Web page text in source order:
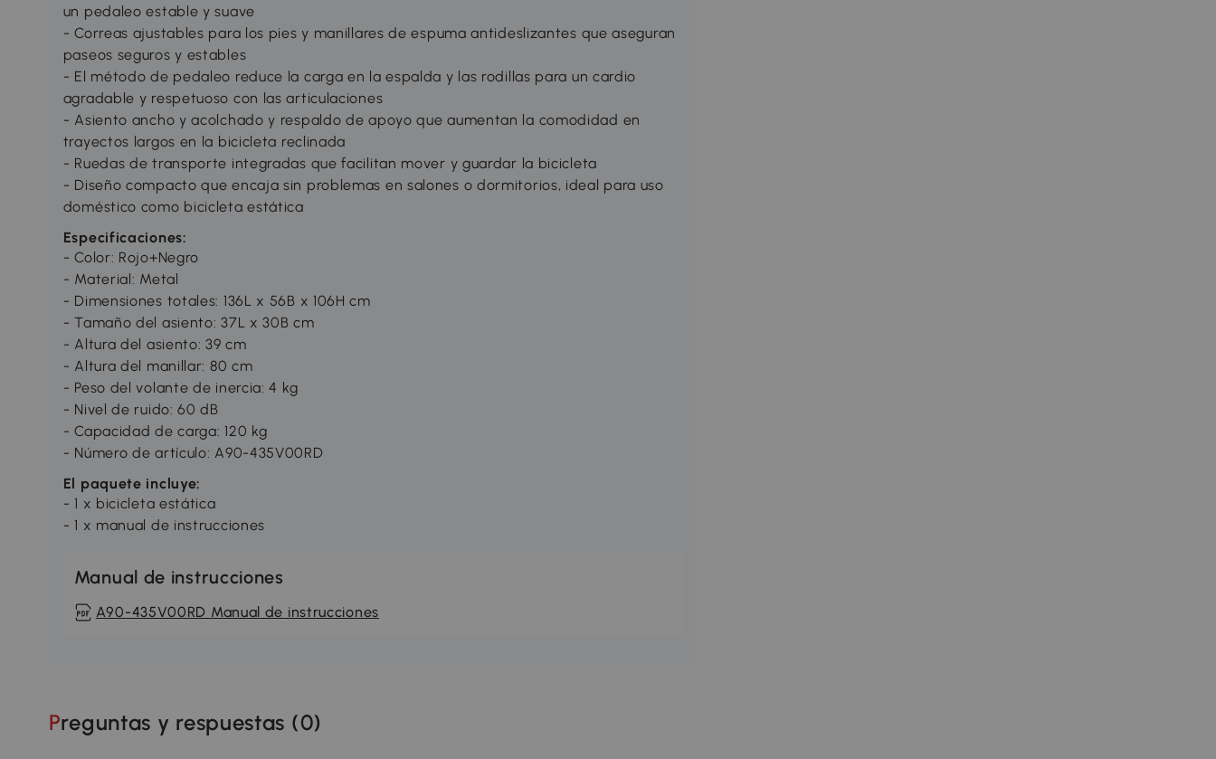
un pedaleo estable y suave
- Correas ajustables para los pies y manillares de espuma antideslizantes que aseguran
paseos seguros y estables
- El método de pedaleo reduce la carga en la espalda y las rodillas para un cardio
agradable y respetuoso con las articulaciones
- Asiento ancho y acolchado y respaldo de apoyo que aumentan la comodidad en
trayectos largos en la bicicleta reclinada
- Ruedas de transporte integradas que facilitan mover y guardar la bicicleta
- Diseño compacto que encaja sin problemas en salones o dormitorios, ideal para uso
doméstico como bicicleta estática
Especificaciones:
- Color: Rojo+Negro
- Material: Metal
- Dimensiones totales: 136L x 56B x 106H cm
- Tamaño del asiento: 37L x 30B cm
- Altura del asiento: 39 cm
- Altura del manillar: 80 cm
- Peso del volante de inercia: 4 kg
- Nivel de ruido: 60 dB
- Capacidad de carga: 120 kg
- Número de artículo: A90-435V00RD
El paquete incluye:
- 1 x bicicleta estática
- 1 x manual de instrucciones
Manual de instrucciones
A90-435V00RD Manual de instrucciones
Preguntas y respuestas (0)